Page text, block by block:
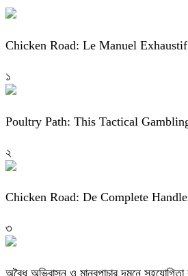
Chicken Road: Le Manuel
১
Poultry Path: This Tactical
২
Chicken Road: De Complete
৩